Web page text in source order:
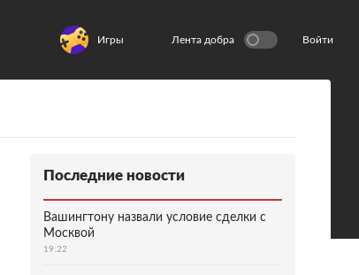
Игры Лента добра Войти
Последние новости
Вашингтону назвали условие сделки с
Москвой
19:22